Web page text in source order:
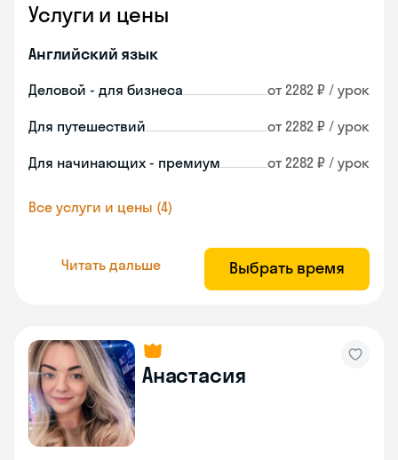
Услуги и цены
Английский язык
Деловой - для бизнеса от 2282 ₽ / урок
Для путешествий от 2282 ₽ / урок
Для начинающих - премиум от 2282 ₽ / урок
Все услуги и цены (4)
Читать дальше Выбрать время
Анастасия